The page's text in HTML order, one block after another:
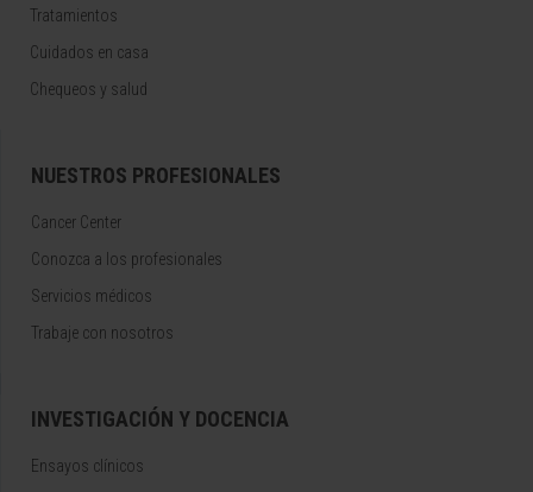
Tratamientos
Cuidados en casa
Chequeos y salud
NUESTROS PROFESIONALES
Cancer Center
Conozca a los profesionales
Servicios médicos
Trabaje con nosotros
INVESTIGACIÓN Y DOCENCIA
Ensayos clínicos